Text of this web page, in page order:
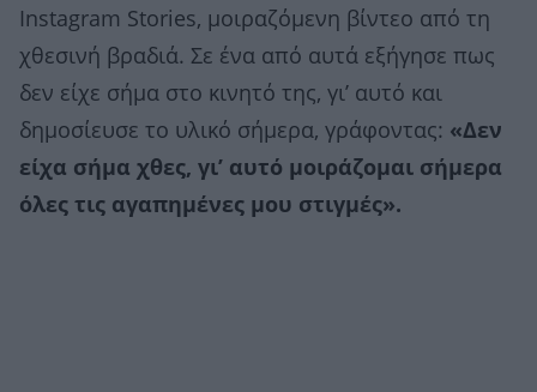
Instagram Stories, μοιραζόμενη βίντεο από τη
χθεσινή βραδιά. Σε ένα από αυτά εξήγησε πως
δεν είχε σήμα στο κινητό της, γι’ αυτό και
δημοσίευσε το υλικό σήμερα, γράφοντας: «Δεν
είχα σήμα χθες, γι’ αυτό μοιράζομαι σήμερα
όλες τις αγαπημένες μου στιγμές».